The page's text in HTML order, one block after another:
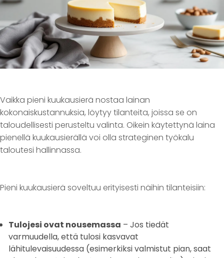
Vaikka pieni kuukausierä nostaa lainan
kokonaiskustannuksia, löytyy tilanteita, joissa se on
taloudellisesti perusteltu valinta. Oikein käytettynä laina
pienellä kuukausierällä voi olla strateginen työkalu
taloutesi hallinnassa.
Pieni kuukausierä soveltuu erityisesti näihin tilanteisiin:
Tulojesi ovat nousemassa – Jos tiedät
varmuudella, että tulosi kasvavat
lähitulevaisuudessa (esimerkiksi valmistut pian, saat